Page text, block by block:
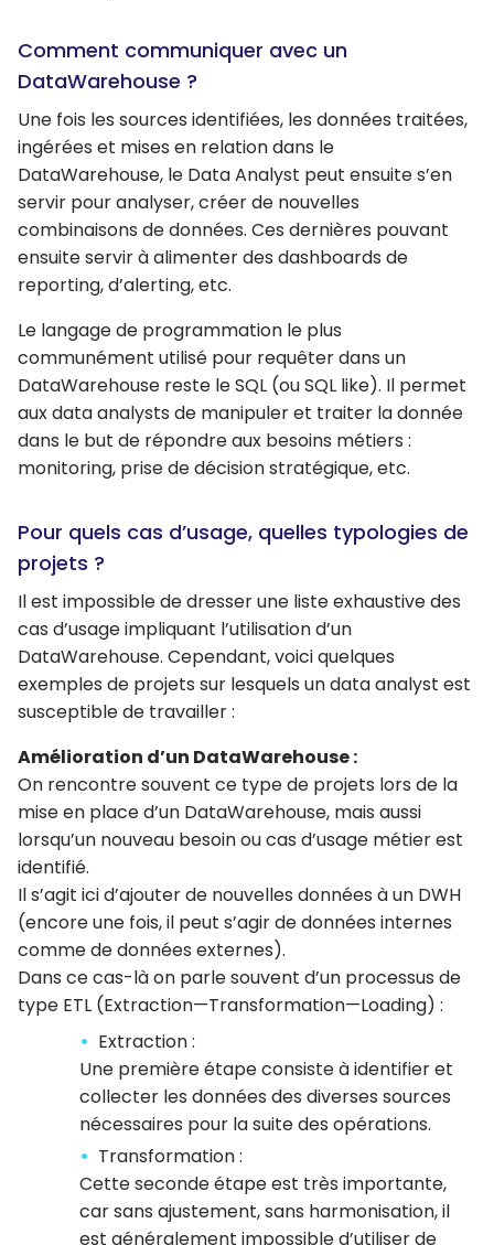
Comment communiquer avec un
DataWarehouse ?
Une fois les sources identifiées, les données traitées,
ingérées et mises en relation dans le
DataWarehouse, le Data Analyst peut ensuite s’en
servir pour analyser, créer de nouvelles
combinaisons de données. Ces dernières pouvant
ensuite servir à alimenter des dashboards de
reporting, d’alerting, etc.
Le langage de programmation le plus
communément utilisé pour requêter dans un
DataWarehouse reste le SQL (ou SQL like). Il permet
aux data analysts de manipuler et traiter la donnée
dans le but de répondre aux besoins métiers :
monitoring, prise de décision stratégique, etc.
Pour quels cas d’usage, quelles typologies de
projets ?
Il est impossible de dresser une liste exhaustive des
cas d’usage impliquant l’utilisation d’un
DataWarehouse. Cependant, voici quelques
exemples de projets sur lesquels un data analyst est
susceptible de travailler :
Amélioration d’un DataWarehouse :
On rencontre souvent ce type de projets lors de la
mise en place d’un DataWarehouse, mais aussi
lorsqu’un nouveau besoin ou cas d’usage métier est
identifié.
Il s’agit ici d’ajouter de nouvelles données à un DWH
(encore une fois, il peut s’agir de données internes
comme de données externes).
Dans ce cas-là on parle souvent d’un processus de
type ETL (Extraction—Transformation—Loading) :
Extraction :
Une première étape consiste à identifier et
collecter les données des diverses sources
nécessaires pour la suite des opérations.
Transformation :
Cette seconde étape est très importante,
car sans ajustement, sans harmonisation, il
est généralement impossible d’utiliser de